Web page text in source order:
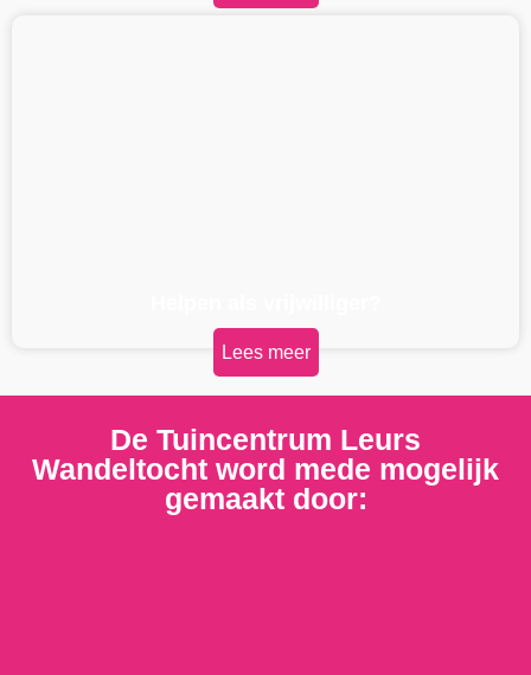
Lees meer
De Tuincentrum Leurs
Wandeltocht word mede mogelijk
gemaakt door: